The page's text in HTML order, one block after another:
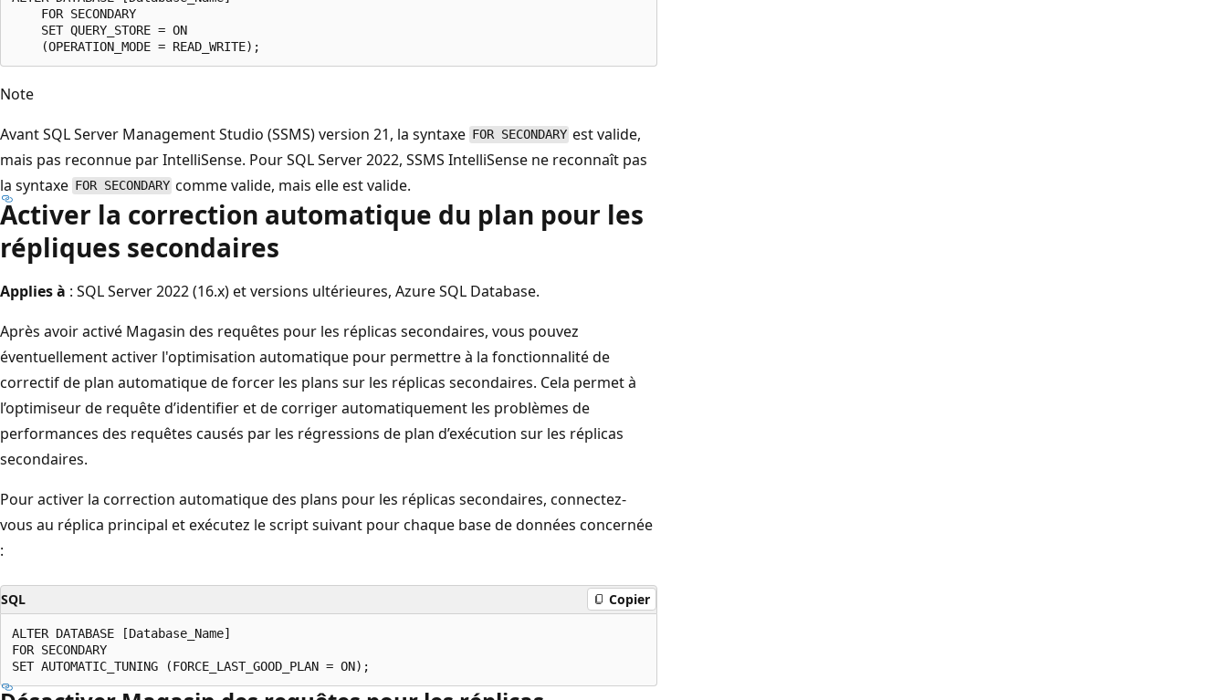
    FOR SECONDARY
    SET QUERY_STORE = ON
Note
Avant SQL Server Management Studio (SSMS) version 21, la syntaxe FOR SECONDARY est valide,
mais pas reconnue par IntelliSense. Pour SQL Server 2022, SSMS IntelliSense ne reconnaît pas
la syntaxe FOR SECONDARY comme valide, mais elle est valide.
Activer la correction automatique du plan pour les
répliques secondaires
Applies à : SQL Server 2022 (16.x) et versions ultérieures, Azure SQL Database.
Après avoir activé Magasin des requêtes pour les réplicas secondaires, vous pouvez
éventuellement activer l'optimisation automatique pour permettre à la fonctionnalité de
correctif de plan automatique de forcer les plans sur les réplicas secondaires. Cela permet à
l’optimiseur de requête d’identifier et de corriger automatiquement les problèmes de
performances des requêtes causés par les régressions de plan d’exécution sur les réplicas
secondaires.
Pour activer la correction automatique des plans pour les réplicas secondaires, connectez-
vous au réplica principal et exécutez le script suivant pour chaque base de données concernée
:
SQL Copier
ALTER DATABASE [Database_Name]
FOR SECONDARY